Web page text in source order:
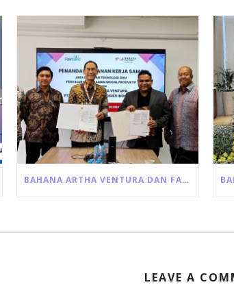
BAHANA ARTHA VENTURA DAN FAIRBANC JALIN KERJA SAMA PINJAMAN MODAL USAHA PRODUKTIF
LEAVE A